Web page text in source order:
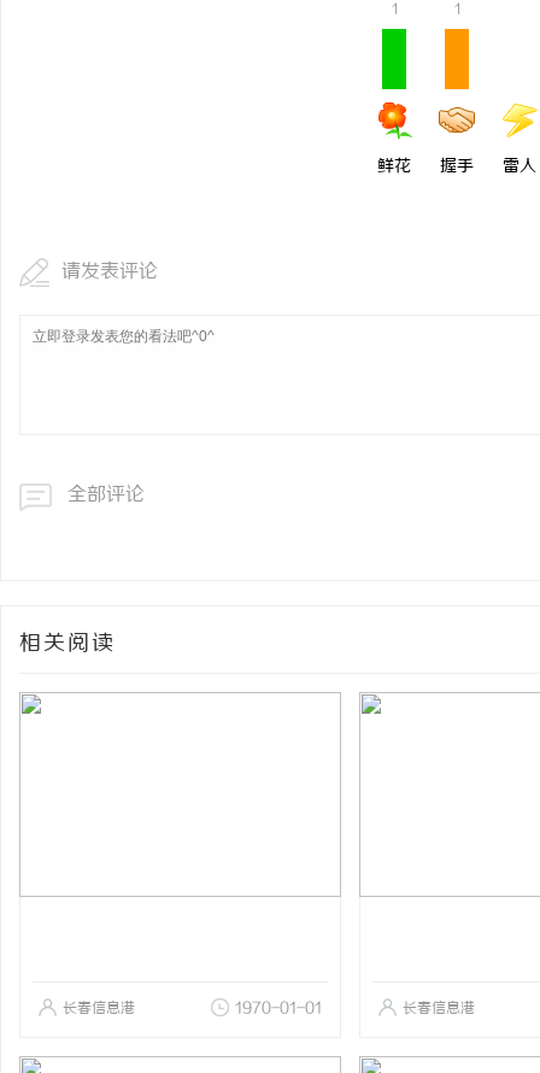
1
鲜花
1
握手 雷人
请发表评论
全部评论
相关阅读
长春信息港 1970-01-01 长春信息港